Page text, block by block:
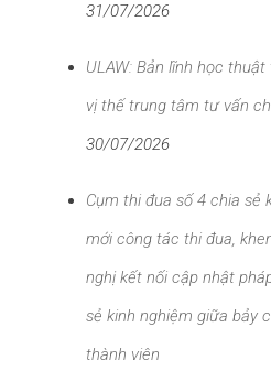
31/07/2026
ULAW: Bản lĩnh học
vị thế trung tâm tư vấn
30/07/2026
Cụm thi đua số 4 chia sẻ
mới công tác thi đua,
nghị kết nối cập nhật
sẻ kinh nghiệm giữa bảy
thành viên